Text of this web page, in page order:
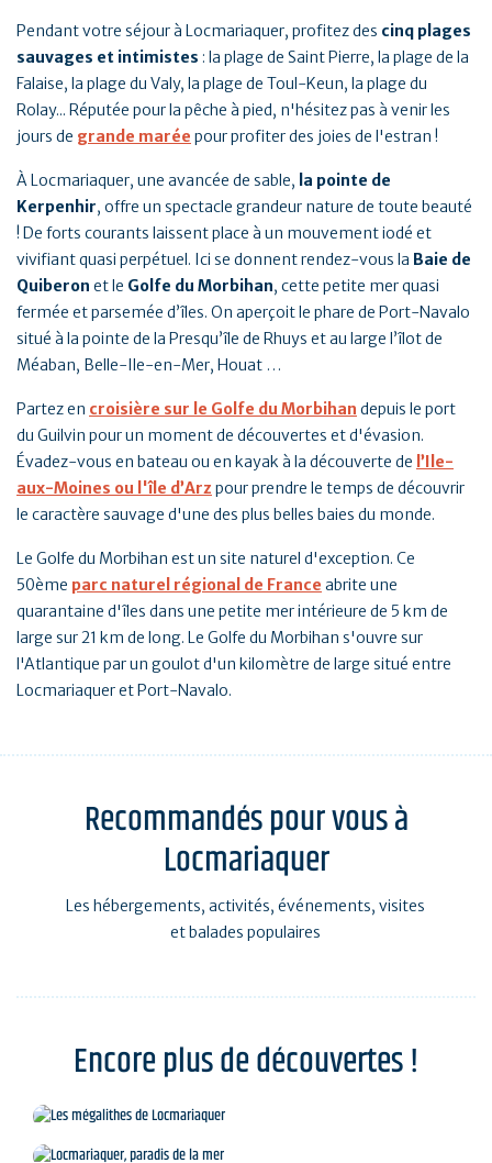
Pendant votre séjour à Locmariaquer, profitez des cinq plages
sauvages et intimistes : la plage de Saint Pierre, la plage de la
Falaise, la plage du Valy, la plage de Toul-Keun, la plage du
Rolay... Réputée pour la pêche à pied, n'hésitez pas à venir les
jours de grande marée pour profiter des joies de l'estran !
À Locmariaquer, une avancée de sable, la pointe de
Kerpenhir, offre un spectacle grandeur nature de toute beauté
! De forts courants laissent place à un mouvement iodé et
vivifiant quasi perpétuel. Ici se donnent rendez-vous la Baie de
Quiberon et le Golfe du Morbihan, cette petite mer quasi
fermée et parsemée d’îles. On aperçoit le phare de Port-Navalo
situé à la pointe de la Presqu’île de Rhuys et au large l’îlot de
Méaban, Belle-Ile-en-Mer, Houat …
Partez en croisière sur le Golfe du Morbihan depuis le port
du Guilvin pour un moment de découvertes et d'évasion.
Évadez-vous en bateau ou en kayak à la découverte de l’Ile-
aux-Moines ou l'île d’Arz pour prendre le temps de découvrir
le caractère sauvage d'une des plus belles baies du monde.
Le Golfe du Morbihan est un site naturel d'exception. Ce
50ème parc naturel régional de France abrite une
quarantaine d'îles dans une petite mer intérieure de 5 km de
large sur 21 km de long. Le Golfe du Morbihan s'ouvre sur
l'Atlantique par un goulot d'un kilomètre de large situé entre
Locmariaquer et Port-Navalo.
Recommandés pour vous à
Locmariaquer
Les hébergements, activités, événements, visites
et balades populaires
Encore plus de découvertes !
Les mégalithes de Locmariaquer